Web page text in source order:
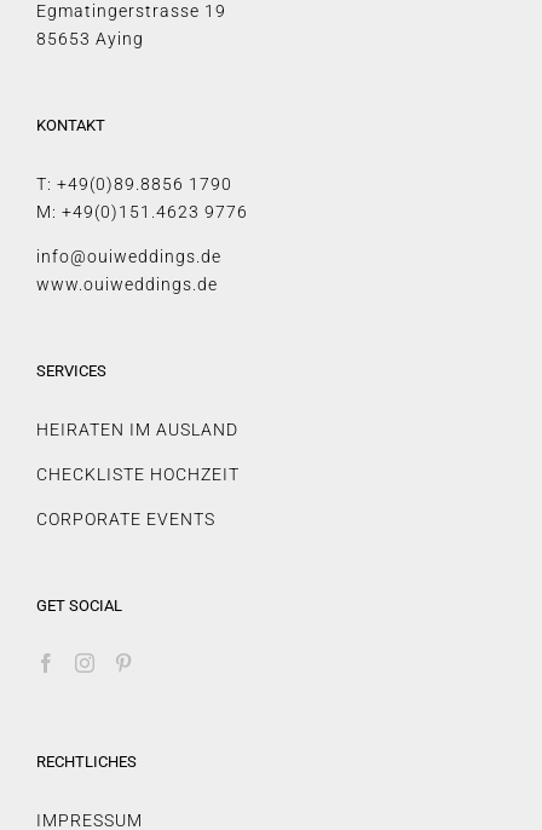
Egmatingerstrasse 19
85653 Aying
KONTAKT
T: +49(0)89.8856 1790
M: +49(0)151.4623 9776
info@ouiweddings.de
www.ouiweddings.de
SERVICES
HEIRATEN IM AUSLAND
CHECKLISTE HOCHZEIT
CORPORATE EVENTS
GET SOCIAL
RECHTLICHES
IMPRESSUM